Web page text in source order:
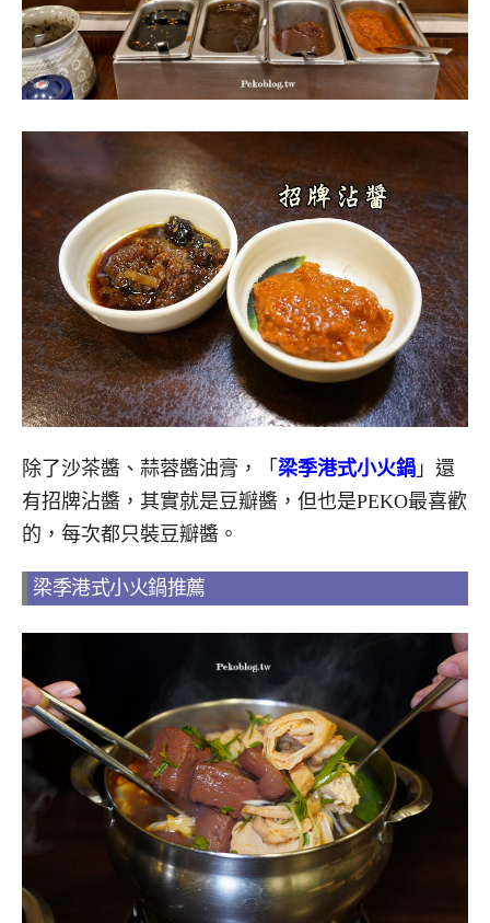
除了沙茶醬、蒜蓉醬油膏，「 梁季港式小火鍋 」還
有招牌沾醬，其實就是豆瓣醬，但也是PEKO最喜歡
的，每次都只裝豆瓣醬。
梁季港式小火鍋推薦